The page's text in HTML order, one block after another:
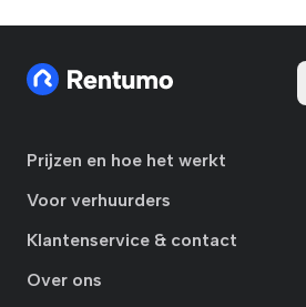
Prijzen en hoe het werkt
Voor verhuurders
Klantenservice & contact
Over ons